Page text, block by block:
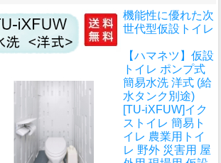
機能性に優れた次
世代型仮設トイレ
【ハマネツ】仮設
トイレ ポンプ式
簡易水洗 洋式 (給
水タンク別途)
[TU-iXFUW]イク
ストイレ 簡易ト
イレ 農業用トイ
レ 野外 災害用 屋